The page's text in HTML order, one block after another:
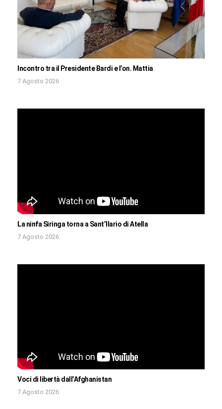
Incontro tra il Presidente Bardi e l’on. Mattia
7 Agosto 2026
La ninfa Siringa torna a Sant’Ilario di Atella
7 Agosto 2026
Voci di libertà dall’Afghanistan
7 Agosto 2026